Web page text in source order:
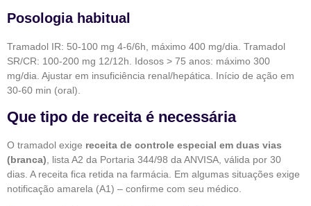
Posologia habitual
Tramadol IR: 50-100 mg 4-6/6h, máximo 400 mg/dia. Tramadol
SR/CR: 100-200 mg 12/12h. Idosos > 75 anos: máximo 300
mg/dia. Ajustar em insuficiência renal/hepática. Início de ação em
30-60 min (oral).
Que tipo de receita é necessária
O tramadol exige receita de controle especial em duas vias
(branca) , lista A2 da Portaria 344/98 da ANVISA, válida por 30
dias. A receita fica retida na farmácia. Em algumas situações exige
notificação amarela (A1) – confirme com seu médico.